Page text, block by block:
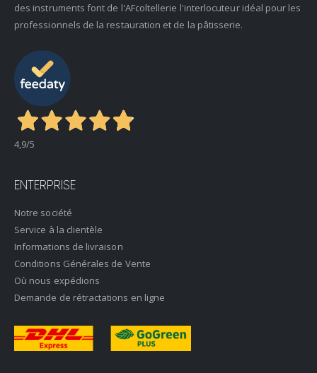
des instruments font de l'AFcoltellerie l'interlocuteur idéal pour les
professionnels de la restauration et de la pâtisserie.
4,9/5
ENTERPRISE
Notre société
Service à la clientèle
Informations de livraison
Conditions Générales de Vente
Où nous expédions
Demande de rétractations en ligne